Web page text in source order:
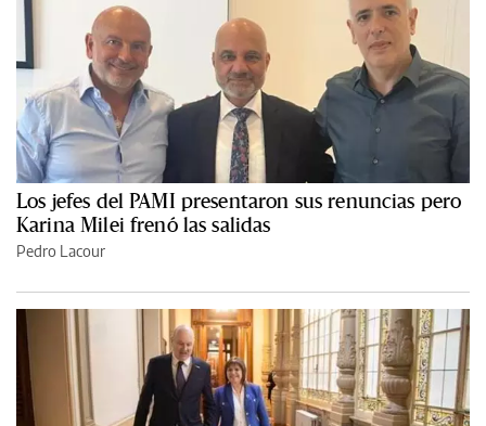
Los jefes del PAMI presentaron sus renuncias pero
Karina Milei frenó las salidas
Pedro Lacour